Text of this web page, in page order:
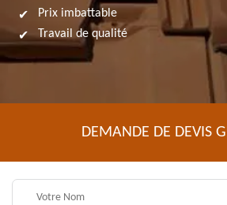
Prix imbattable
Travail de qualité
DEMANDE DE DEVIS